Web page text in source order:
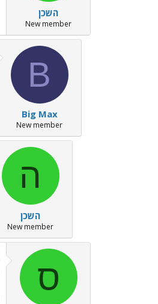
השכן
New member
B
Big Max
New member
ה
השכן
New member
ס